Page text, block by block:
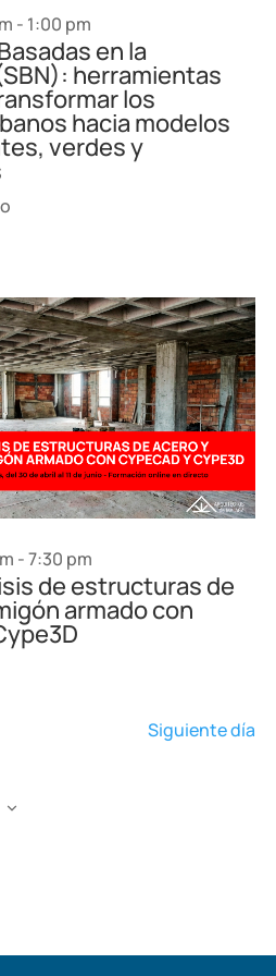
en la
herramientas
los
hacia modelos
verdes y
- 1:00 pm
de estructuras de
armado con
-7:30 pm
Siguiente día